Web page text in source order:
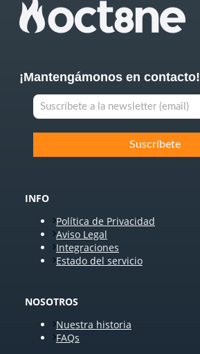
¡Mantengámonos en contacto!
INFO
Política de Privacidad
Aviso Legal
Integraciones
Estado del servicio
NOSOTROS
Nuestra historia
FAQs